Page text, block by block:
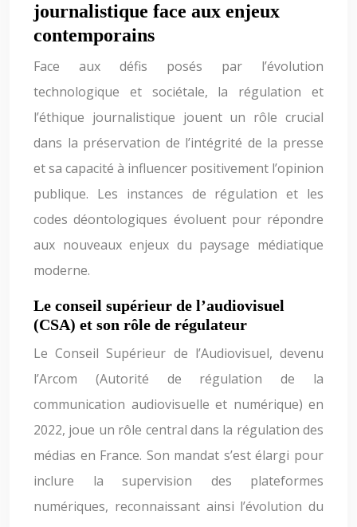
journalistique face aux enjeux
contemporains
Face aux défis posés par l’évolution
technologique et sociétale, la régulation et
l’éthique journalistique jouent un rôle crucial
dans la préservation de l’intégrité de la presse
et sa capacité à influencer positivement l’opinion
publique. Les instances de régulation et les
codes déontologiques évoluent pour répondre
aux nouveaux enjeux du paysage médiatique
moderne.
Le conseil supérieur de l’audiovisuel
(CSA) et son rôle de régulateur
Le Conseil Supérieur de l’Audiovisuel, devenu
l’Arcom (Autorité de régulation de la
communication audiovisuelle et numérique) en
2022, joue un rôle central dans la régulation des
médias en France. Son mandat s’est élargi pour
inclure la supervision des plateformes
numériques, reconnaissant ainsi l’évolution du